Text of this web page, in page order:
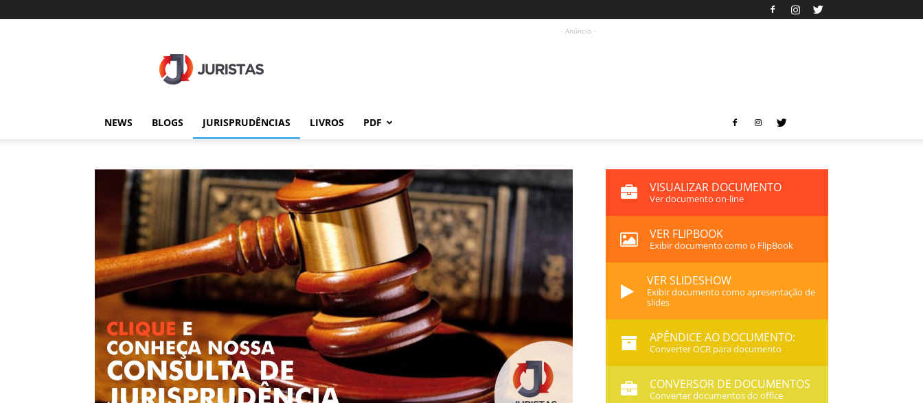
- Anúncio -
NEWS BLOGS JURISPRUDÊNCIAS LIVROS PDF
VISUALIZAR DOCUMENTO
Ver documento on-line
VER FLIPBOOK
Exibir documento como o FlipBook
VER SLIDESHOW
Exibir documento como apresentação de
slides
APÊNDICE AO DOCUMENTO:
Converter OCR para documento
CONVERSOR DE DOCUMENTOS
Converter documentos do office